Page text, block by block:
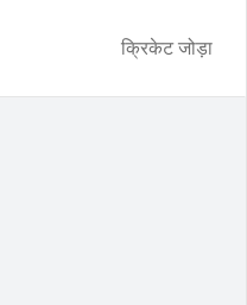
क्रिकेट जोड़ा